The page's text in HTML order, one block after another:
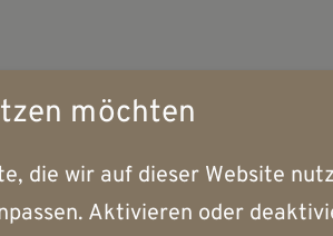
möchten
die wir auf dieser Website
Aktivieren oder